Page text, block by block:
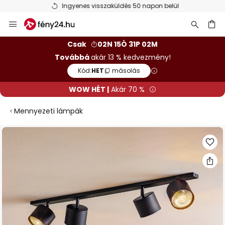
Ingyenes visszaküldés 50 napon belül
Ugrás
a
Csak
02N 15Ó 31P 01M
Továbbáakár 13 % kedvezmény!
Kód:HET másolás
WOW HÉT | Akár 70 %
Mennyezeti lámpák
Ugrás